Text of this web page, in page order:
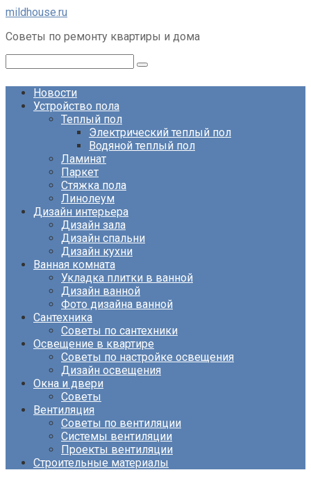
Перейти
контенту
mildhouse.ru
Советы по ремонту квартиры и дома
Новости
Устройство пола
Теплый пол
Электрический теплый пол
Водяной теплый пол
Ламинат
Паркет
Стяжка пола
Линолеум
Дизайн интерьера
Дизайн зала
Дизайн спальни
Дизайн кухни
Ванная комната
Укладка плитки в ванной
Дизайн ванной
Фото дизайна ванной
Сантехника
Советы по сантехники
Освещение в квартире
Советы по настройке освещения
Дизайн освещения
Окна и двери
Советы
Вентиляция
Советы по вентиляции
Системы вентиляции
Проекты вентиляции
Строительные материалы